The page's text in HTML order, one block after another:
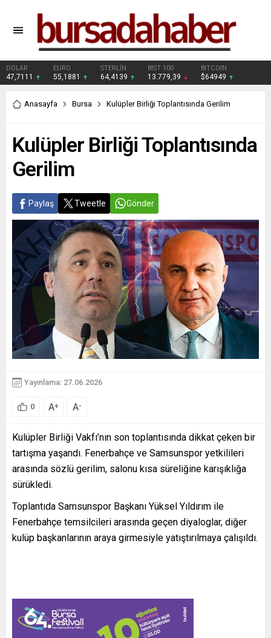
DOLAR
47,7111
EURO
55,1881
STERLİN
64,4139
BIST 100
13.779,39
BITCOIN
$64949
Anasayfa Bursa Kulüpler Birliği Toplantısında Gerilim
Kulüpler Birliği Toplantısında
Gerilim
Paylaş Tweetle Gönder
Yayınlama: 27.06.2026
0 A+ A-
Kulüpler Birliği Vakfı’nın son toplantısında dikkat çeken bir
tartışma yaşandı. Fenerbahçe ve Samsunspor yetkilileri
arasında sözlü gerilim, salonu kısa süreliğine karışıklığa
sürükledi.
Toplantıda Samsunspor Başkanı Yüksel Yıldırım ile
Fenerbahçe temsilcileri arasında geçen diyaloglar, diğer
kulüp başkanlarının araya girmesiyle yatıştırılmaya çalışıldı.